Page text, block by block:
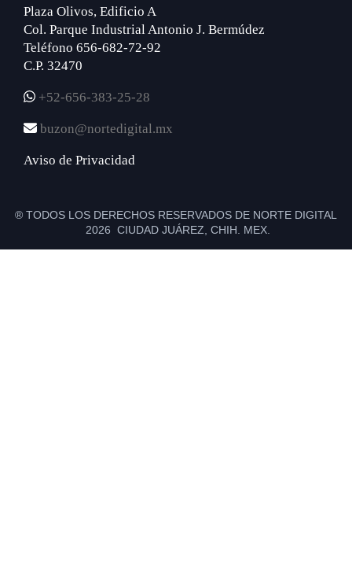
Plaza Olivos, Edificio A
Col. Parque Industrial Antonio J. Bermúdez
Teléfono 656-682-72-92
C.P. 32470
+52-656-383-25-28
buzon@nortedigital.mx
Aviso de Privacidad
® TODOS LOS DERECHOS RESERVADOS DE NORTE DIGITAL
2026 CIUDAD JUÁREZ, CHIH. MEX.